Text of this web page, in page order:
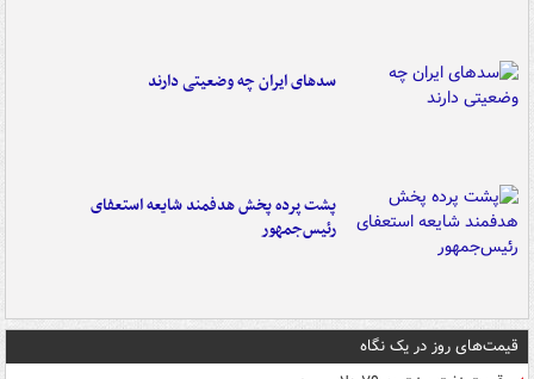
سدهای ایران چه وضعیتی دارند
پشت پرده پخش هدفمند شایعه استعفای
رئیس‌جمهور
قیمت‌های روز در یک نگاه